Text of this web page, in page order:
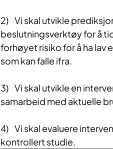
2) Vi skal utvikle
beslutningsverktøy for å
forhøyet risiko for å ha lav
som kan falle ifra.
3) Vi skal utvikle en
samarbeid med aktuelle
4) Vi skal evaluere
kontrollert studie.